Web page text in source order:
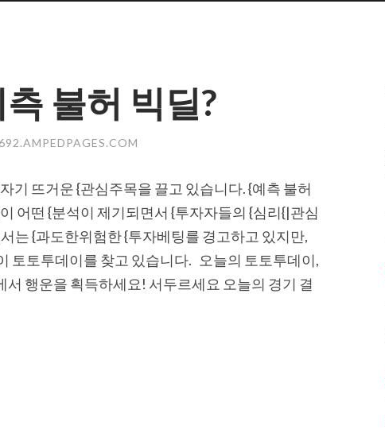
불허 빅딜?
기 뜨거운 {관심주목을 끌고 있습니다. {예측 불허
어떤 {분석이 제기되면서 {투자자들의 {심리{|관심
는 {과도한위험한 {투자베팅를 경고하고 있지만,
토토투데이를 찾고 있습니다. 오늘의 토토투데이,
행운을 획득하세요! 서두르세요 오늘의 경기 결